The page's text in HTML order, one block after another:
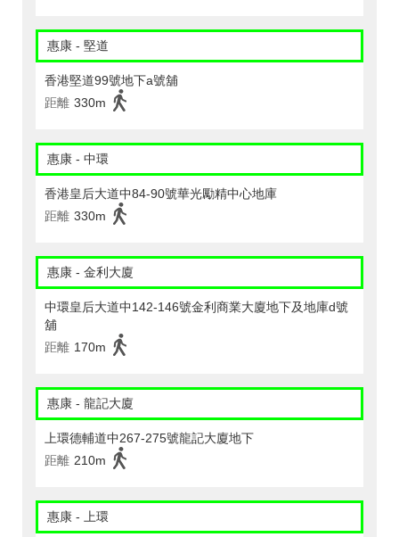
惠康 - 堅道
香港堅道99號地下a號舖
距離 330m
惠康 - 中環
香港皇后大道中84-90號華光勵精中心地庫
距離 330m
惠康 - 金利大廈
中環皇后大道中142-146號金利商業大廈地下及地庫d號
舖
距離 170m
惠康 - 龍記大廈
上環德輔道中267-275號龍記大廈地下
距離 210m
惠康 - 上環